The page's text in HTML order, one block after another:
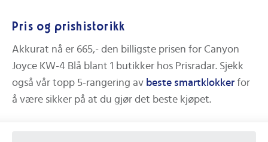
Pris og prishistorikk
Akkurat nå er 665,- den billigste prisen for Canyon
Joyce KW-4 Blå blant 1 butikker hos Prisradar. Sjekk
også vår topp 5-rangering av beste smartklokker for
å være sikker på at du gjør det beste kjøpet.